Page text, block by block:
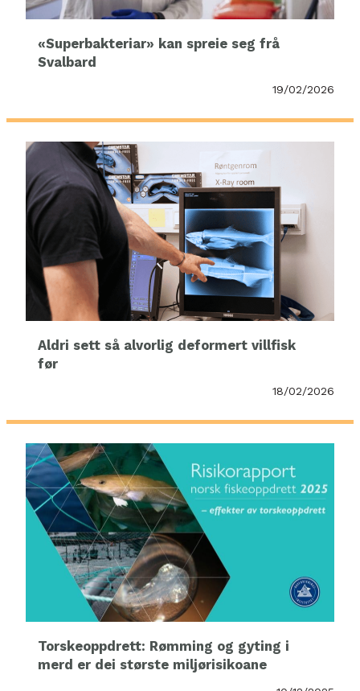
«Superbakteriar» kan spreie seg frå
Svalbard
19/02/2026
Aldri sett så alvorlig deformert villfisk
før
18/02/2026
Torskeoppdrett: Rømming og gyting i
merd er dei største miljørisikoane